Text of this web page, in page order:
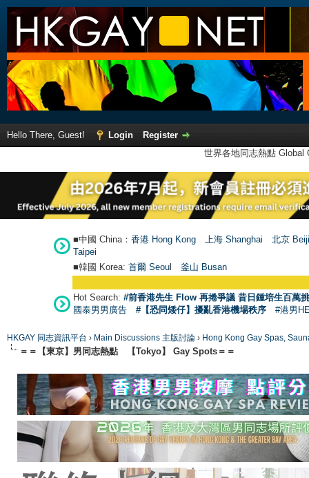
Hello There, Guest! Login
Register
世界各地同志熱點
■中國 China： 香港 Hong Kong 上海 Shanghai
北京
Taipei
■韓國 Korea: 首爾 Seoul 釜山 Busan
Hot Search: #前香港先生 Flow 再捲爭議 昔日鍾培生百萬
國泰男男廣告
#【恐同矮仔】擾亂香港機場秩序 #港男
HKGAY 同志資訊平台 › Main Discussions 主版討論 › Hong Kong Gay Spas,
＝＝【東京】男同志熱點 【Tokyo】 Gay Spots＝＝